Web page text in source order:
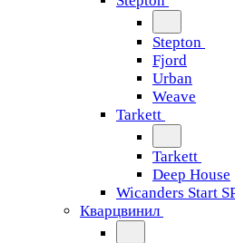
Stepton
Fjord
Urban
Weave
Tarkett
Tarkett
Deep House
Wicanders Start
Кварцвинил